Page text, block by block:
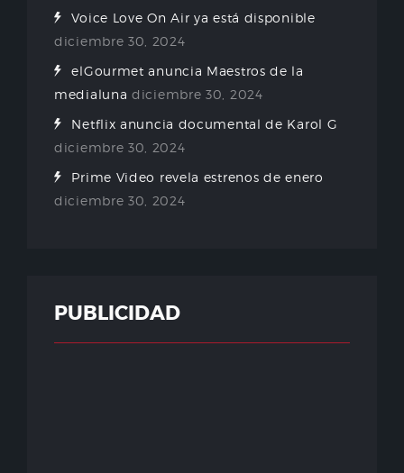
Voice Love On Air ya está disponible
diciembre 30, 2024
elGourmet anuncia Maestros de la
medialuna diciembre 30, 2024
Netflix anuncia documental de Karol G
diciembre 30, 2024
Prime Video revela estrenos de enero
diciembre 30, 2024
PUBLICIDAD